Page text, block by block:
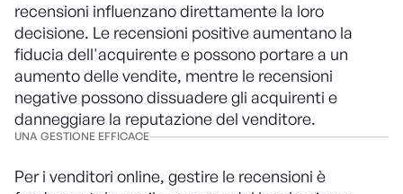
recensioni influenzano direttamente la loro
decisione. Le recensioni positive aumentano la
fiducia dell'acquirente e possono portare a un
aumento delle vendite, mentre le recensioni
negative possono dissuadere gli acquirenti e
danneggiare la reputazione del venditore.
UNA GESTIONE EFFICACE
Per i venditori online, gestire le recensioni è